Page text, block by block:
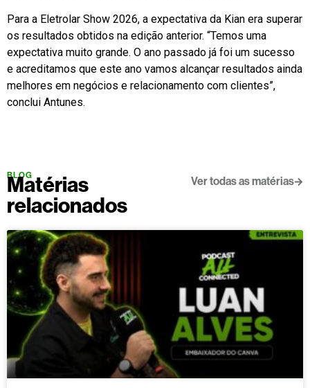
Para a Eletrolar Show 2026, a expectativa da Kian era superar
os resultados obtidos na edição anterior. “Temos uma
expectativa muito grande. O ano passado já foi um sucesso
e acreditamos que este ano vamos alcançar resultados ainda
melhores em negócios e relacionamento com clientes”,
conclui Antunes.
BLOG
Matérias
relacionados
Ver todas as matérias